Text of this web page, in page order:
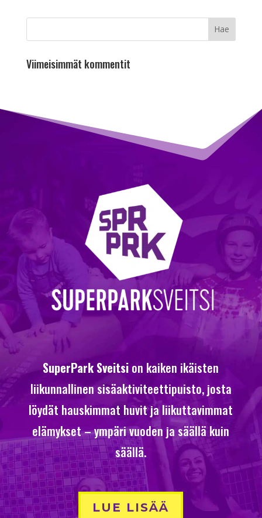
Viimeisimmät kommentit
SuperPark Sveitsi on kaiken ikäisten
liikunnallinen sisäaktiviteettipuisto, josta
löydät hauskimmat huvit ja liikuttavimmat
elämykset – ympäri vuoden ja säällä kuin
säällä.
LUE LISÄÄ